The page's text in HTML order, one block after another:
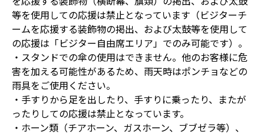
等を使用しての応援は禁止となっています（ビジターチ
ームを応援する装飾物の掲出、および太鼓等を使用して
の応援は「ビジター自由席エリア」でのみ可能です）。
・スタンドでの傘の使用はできません。他のお客様に危
害を加える可能性があるため、雨天時はポンチョなどの
雨具をご使用ください。
・手すりから足を出したり、手すりに乗ったり、またが
ったりしての応援は禁止となっています。
・ホーン類（チアホーン、ガスホーン、ブブゼラ等）、